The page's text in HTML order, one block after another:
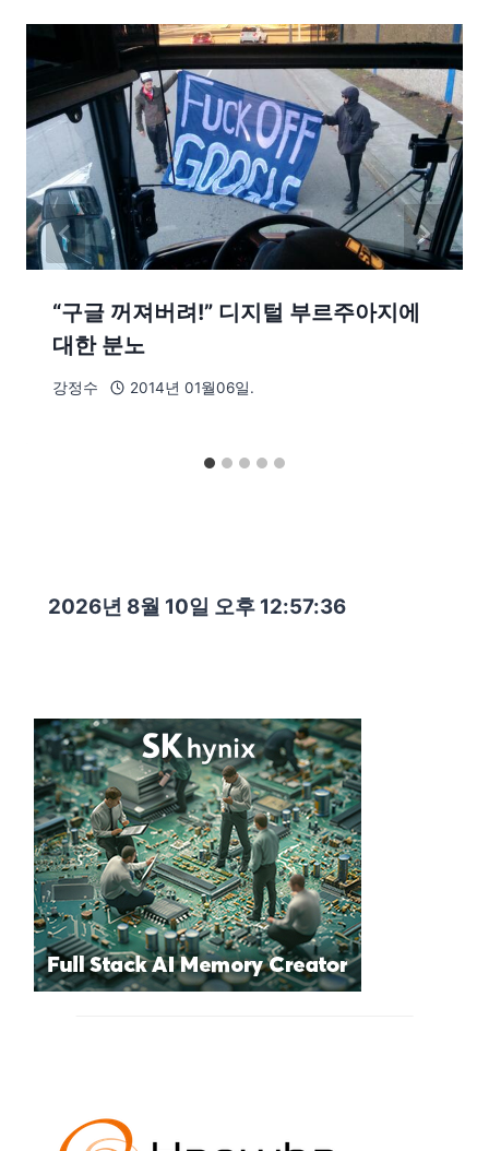
“구글 꺼져버려!” 디지털 부르주아지에
대한 분노
강정수 2014년 01월06일.
2026년 8월 10일 오후 12:57:37